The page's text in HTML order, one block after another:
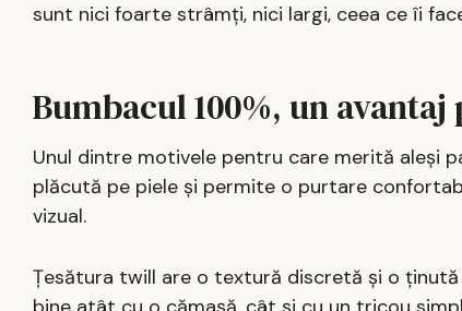
sunt nici foarte strâmți, nici largi, ceea ce îi
Bumbacul 100%, un
Unul dintre motivele pentru care merită aleși
plăcută pe piele și permite o purtare
vizual.
Țesătura twill are o textură discretă și o